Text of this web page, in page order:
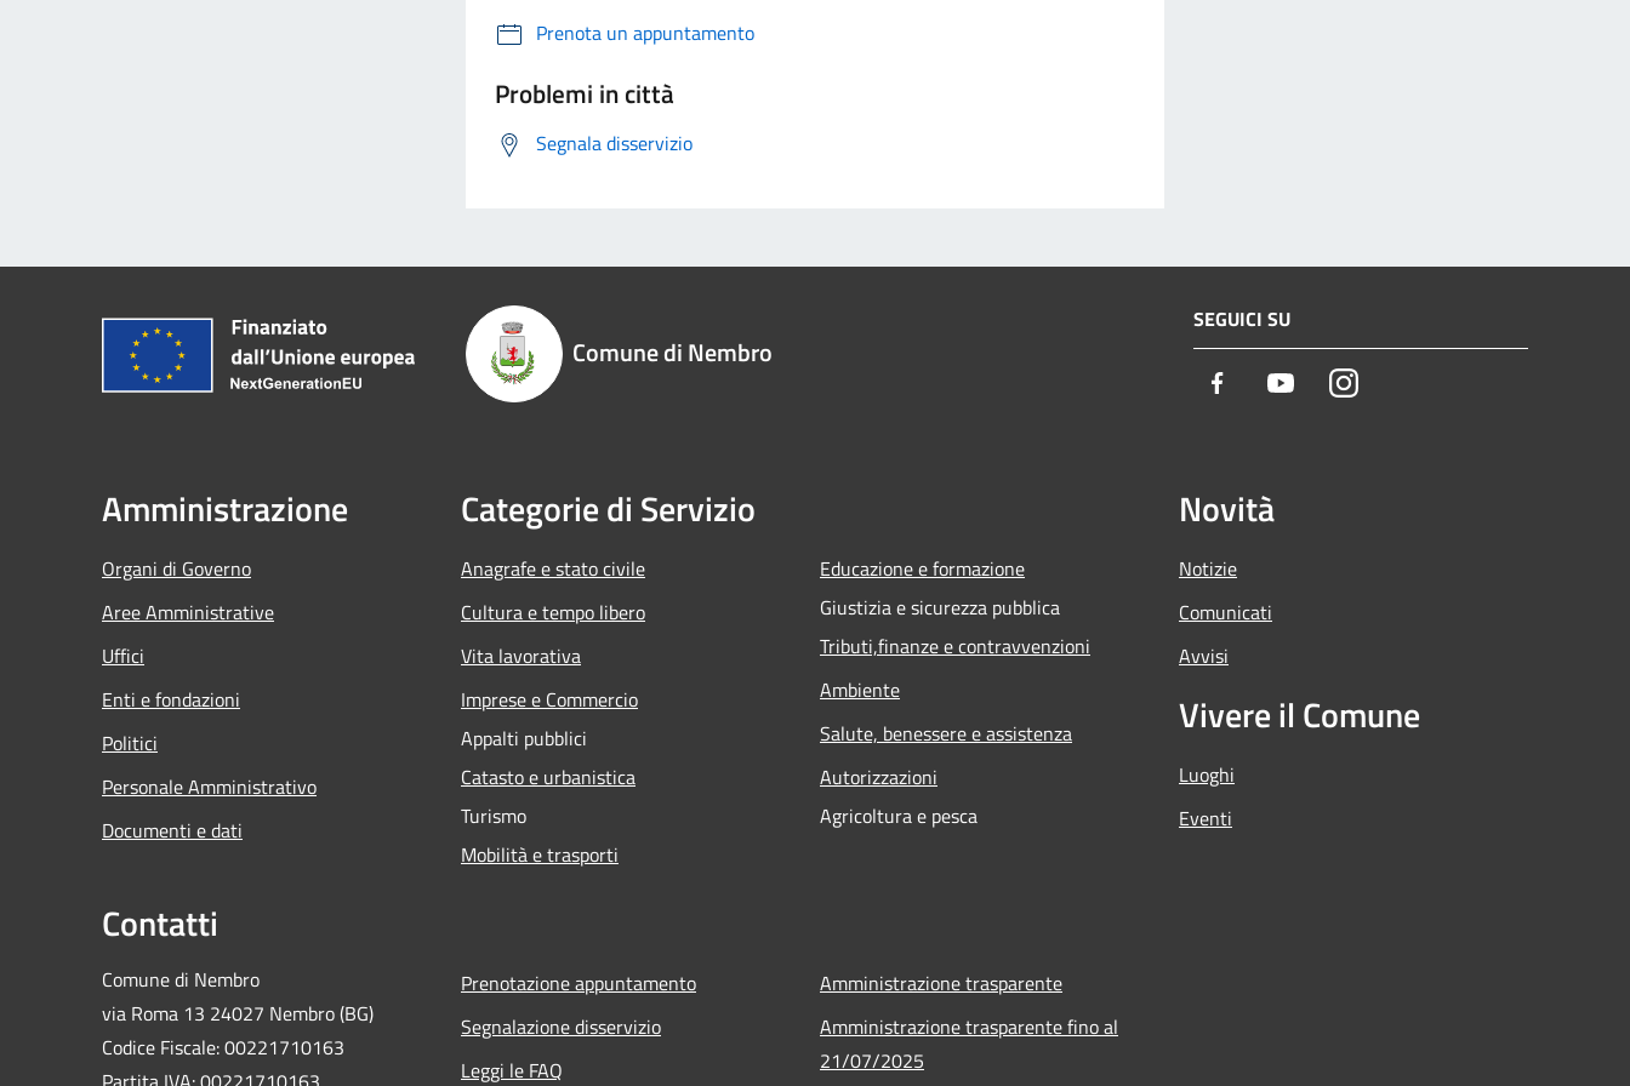
Prenota un appuntamento
Problemi in città
Segnala disservizio
Comune di Nembro
SEGUICI SU
Facebook YoutubeInstagram
Amministrazione
Organi di Governo
Aree Amministrative
Uffici
Enti e fondazioni
Politici
Personale Amministrativo
Documenti e dati
Categorie di Servizio
Anagrafe e stato civile
Cultura e tempo libero
Vita lavorativa
Imprese e Commercio
Appalti pubblici
Catasto e urbanistica
Turismo
Mobilità e trasporti
Educazione e formazione
Giustizia e sicurezza pubblica
Tributi,finanze e contravvenzioni
Ambiente
Salute, benessere e assistenza
Autorizzazioni
Agricoltura e pesca
Novità
Notizie
Comunicati
Avvisi
Vivere il Comune
Luoghi
Eventi
Contatti
Comune di Nembro
via Roma 13 24027 Nembro (BG)
Codice Fiscale: 00221710163
Prenotazione appuntamento
Segnalazione disservizio
Leggi le FAQ
Amministrazione trasparente
Amministrazione trasparente fino al
21/07/2025